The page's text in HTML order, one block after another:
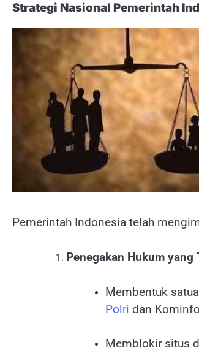
Strategi Nasional Pemerintah
Pemerintah Indonesia telah
Penegakan Hukum yang
Membentuk
Polri dan
Memblokir situs